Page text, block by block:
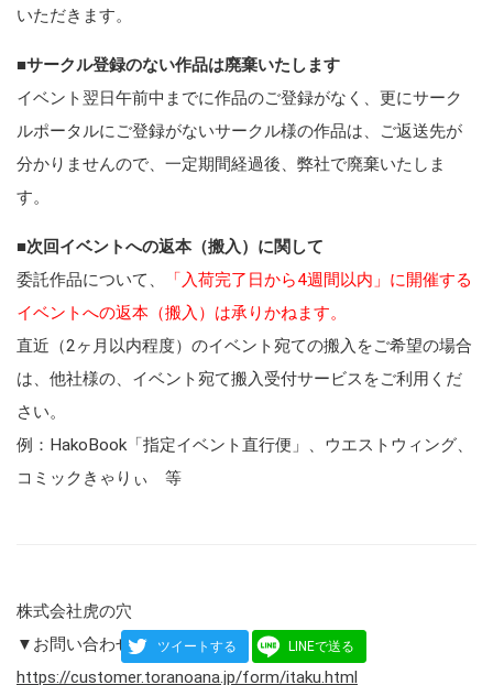
いただきます。
■サークル登録のない作品は廃棄いたします
イベント翌日午前中までに作品のご登録がなく、更にサーク
ルポータルにご登録がないサークル様の作品は、ご返送先が
分かりませんので、一定期間経過後、弊社で廃棄いたしま
す。
■次回イベントへの返本（搬入）に関して
委託作品について、
「入荷完了日から4週間以内」に開催する
イベントへの返本（搬入）は承りかねます。
直近（2ヶ月以内程度）のイベント宛ての搬入をご希望の場合
は、他社様の、イベント宛て搬入受付サービスをご利用くだ
さい。
例：HakoBook「指定イベント直行便」、ウエストウィング、
コミックきゃりぃ 等
株式会社虎の穴
▼お問い合わせはこちら
https://customer.toranoana.jp/form/itaku.html
ツイートする LINEで送る